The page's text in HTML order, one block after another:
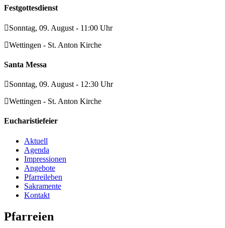
Festgottesdienst
Sonntag, 09. August - 11:00 Uhr
Wettingen - St. Anton Kirche
Santa Messa
Sonntag, 09. August - 12:30 Uhr
Wettingen - St. Anton Kirche
Eucharistiefeier
Aktuell
Agenda
Impressionen
Angebote
Pfarreileben
Sakramente
Kontakt
Pfarreien